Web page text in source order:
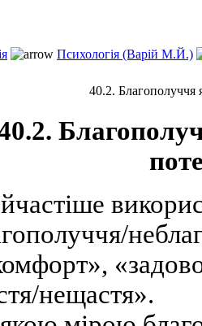
Психологія (Варій М.Й.)
40.2. Благополуччя
нещастя».